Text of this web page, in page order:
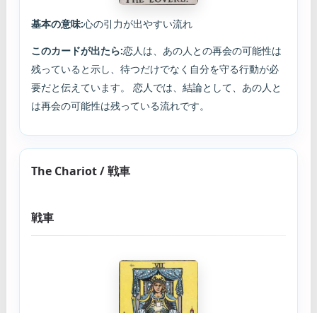
基本の意味:心の引力が出やすい流れ
このカードが出たら:恋人は、あの人との再会の可能性は
残っていると示し、待つだけでなく自分を守る行動が必
要だと伝えています。 恋人では、結論として、あの人と
は再会の可能性は残っている流れです。
The Chariot / 戦車
戦車